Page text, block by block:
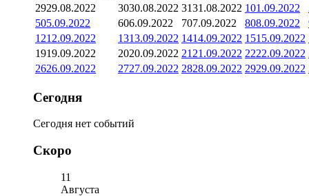
2929.08.2022 3030.08.2022 3131.08.2022 101.09.2022
505.09.2022 606.09.2022 707.09.2022 808.09.2022
1212.09.2022 1313.09.2022 1414.09.2022 1515.09.2022
1919.09.2022 2020.09.2022 21 21.09.2022 2222.09.2022
2626.09.2022 2727.09.2022 2828.09.2022 2929.09.2022
Сегодня
Сегодня нет событий
Скоро
11
Августа